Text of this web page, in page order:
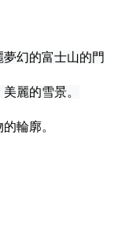
幻的富士山的門
麗的雪景。
輪廓。